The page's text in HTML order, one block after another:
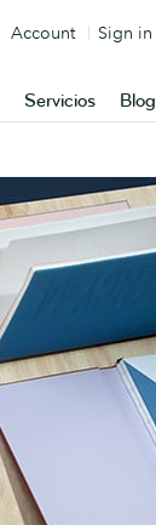
Servicios Blog
Account Sign in